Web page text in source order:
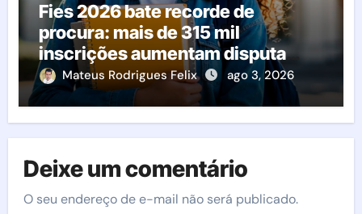
Fies 2026 bate recorde de
procura: mais de 315 mil
inscrições aumentam disputa
pelas vagas; veja o que acontece
agora
Mateus Rodrigues Felix ago 3, 2026
Deixe um comentário
O seu endereço de e-mail não será publicado.